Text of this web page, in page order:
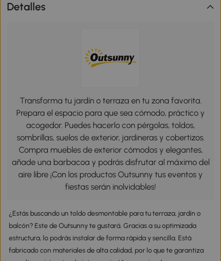
Detalles
Transforma tu jardín o terraza en tu zona favorita.
Prepara el espacio para que sea cómodo, práctico y
acogedor. Puedes hacerlo con pérgolas, toldos,
sombrillas, suelos de exterior, jardineras y cobertizos.
Compra muebles de exterior cómodos y elegantes,
añade una barbacoa y podrás disfrutar al máximo del
aire libre ¡Con los productos Outsunny tus eventos y
fiestas serán inolvidables!
¿Estás buscando un toldo desmontable para tu terraza, jardín o
balcón? Este de Outsunny te gustará. Gracias a su optimizada
estructura, lo podrás instalar de forma rápida y sencilla. Está
fabricado con materiales de alta calidad, por lo que te garantiza